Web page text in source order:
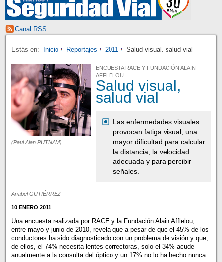
Canal RSS
Estás en: Inicio Reportajes 2011 Salud visual, salud vial
(Paul Alan PUTNAM)
ENCUESTA RACE Y FUNDACIÓN ALAIN
AFFLELOU
Salud visual,
salud vial
Las enfermedades visuales
provocan fatiga visual, una
mayor dificultad para calcular
la distancia, la velocidad
adecuada y para percibir
señales.
Anabel GUTIÉRREZ
10 ENERO 2011
Una encuesta realizada por RACE y la Fundación Alain Afflelou,
entre mayo y junio de 2010, revela que a pesar de que el 45% de los
conductores ha sido diagnosticado con un problema de visión y que,
de ellos, el 74% necesita lentes correctoras, solo el 34% acude
anualmente a la consulta del óptico y un 17% no lo ha hecho nunca.